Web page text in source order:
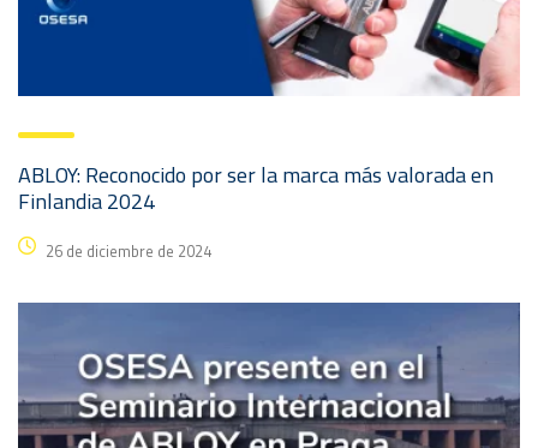
ABLOY: Reconocido por ser la marca más valorada en
Finlandia 2024
26 de diciembre de 2024